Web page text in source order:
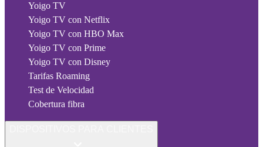
Yoigo TV
Yoigo TV con Netflix
Yoigo TV con HBO Max
Yoigo TV con Prime
Yoigo TV con Disney
Tarifas Roaming
Test de Velocidad
Cobertura fibra